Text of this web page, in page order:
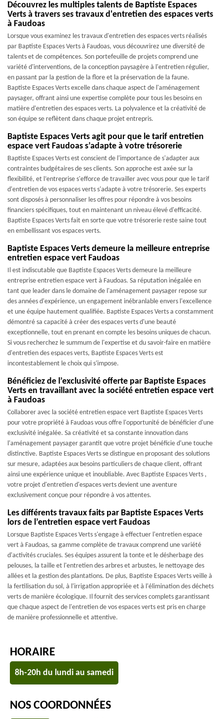
Découvrez les multiples talents de Baptiste Espaces
Verts à travers ses travaux d'entretien des espaces verts
à Faudoas
Lorsque vous examinez les travaux d'entretien des espaces verts réalisés
par Baptiste Espaces Verts à Faudoas, vous découvrirez une diversité de
talents et de compétences. Son portefeuille de projets comprend une
variété d'interventions, de la conception paysagère à l'entretien régulier,
en passant par la gestion de la flore et la préservation de la faune.
Baptiste Espaces Verts excelle dans chaque aspect de l'aménagement
paysager, offrant ainsi une expertise complète pour tous les besoins en
matière d'entretien des espaces verts. La polyvalence et la créativité de
son équipe se reflètent dans chaque projet entrepris.
Baptiste Espaces Verts agit pour que le tarif entretien
espace vert Faudoas s’adapte à votre trésorerie
Baptiste Espaces Verts est conscient de l'importance de s'adapter aux
contraintes budgétaires de ses clients. Son approche est axée sur la
flexibilité, et l’entreprise s'efforce de travailler avec vous pour que le tarif
d'entretien de vos espaces verts s'adapte à votre trésorerie. Ses experts
sont disposés à personnaliser les offres pour répondre à vos besoins
financiers spécifiques, tout en maintenant un niveau élevé d'efficacité.
Baptiste Espaces Verts fait en sorte que votre trésorerie reste saine tout
en embellissant vos espaces verts.
Baptiste Espaces Verts demeure la meilleure entreprise
entretien espace vert Faudoas
Il est indiscutable que Baptiste Espaces Verts demeure la meilleure
entreprise entretien espace vert à Faudoas. Sa réputation inégalée en
tant que leader dans le domaine de l'aménagement paysager repose sur
des années d'expérience, un engagement inébranlable envers l'excellence
et une équipe hautement qualifiée. Baptiste Espaces Verts a constamment
démontré sa capacité à créer des espaces verts d'une beauté
exceptionnelle, tout en prenant en compte les besoins uniques de chacun.
Si vous recherchez le summum de l'expertise et du savoir-faire en matière
d'entretien des espaces verts, Baptiste Espaces Verts est
incontestablement le choix qui s'impose.
Bénéficiez de l’exclusivité offerte par Baptiste Espaces
Verts en travaillant avec la société entretien espace vert
à Faudoas
Collaborer avec la société entretien espace vert Baptiste Espaces Verts
pour votre propriété à Faudoas vous offre l'opportunité de bénéficier d'une
exclusivité inégalée. Sa créativité et sa constante innovation dans
l'aménagement paysager garantit que votre projet bénéficie d'une touche
distinctive. Baptiste Espaces Verts se distingue en proposant des solutions
sur mesure, adaptées aux besoins particuliers de chaque client, offrant
ainsi une expérience unique et inoubliable. Avec Baptiste Espaces Verts ,
votre projet d'entretien d'espaces verts devient une aventure
exclusivement conçue pour répondre à vos attentes.
Les différents travaux faits par Baptiste Espaces Verts
lors de l’entretien espace vert Faudoas
Lorsque Baptiste Espaces Verts s'engage à effectuer l'entretien espace
vert à Faudoas, sa gamme complète de travaux comprend une variété
d'activités cruciales. Ses équipes assurent la tonte et le désherbage des
pelouses, la taille et l'entretien des arbres et arbustes, le nettoyage des
allées et la gestion des plantations. De plus, Baptiste Espaces Verts veille à
la fertilisation du sol, à l'irrigation appropriée et à l'élimination des déchets
verts de manière écologique. Il fournit des services complets garantissant
que chaque aspect de l'entretien de vos espaces verts est pris en charge
de manière professionnelle et attentive.
HORAIRE
8h-20h du lundi au samedi
NOS COORDONNÉES